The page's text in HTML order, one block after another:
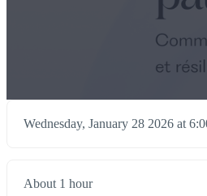
Wednesday, January 28 2026 at
About 1 hour